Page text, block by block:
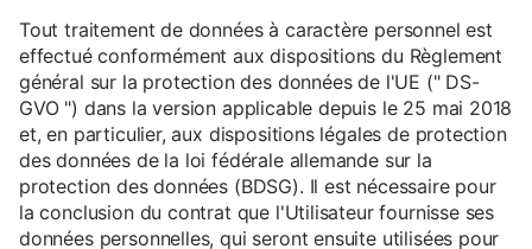
Tout traitement de données à caractère personnel est
effectué conformément aux dispositions du Règlement
général sur la protection des données de l'UE (" DS-
GVO ") dans la version applicable depuis le 25 mai 2018
et, en particulier, aux dispositions légales de protection
des données de la loi fédérale allemande sur la
protection des données (BDSG). Il est nécessaire pour
la conclusion du contrat que l'Utilisateur fournisse ses
données personnelles, qui seront ensuite utilisées pour